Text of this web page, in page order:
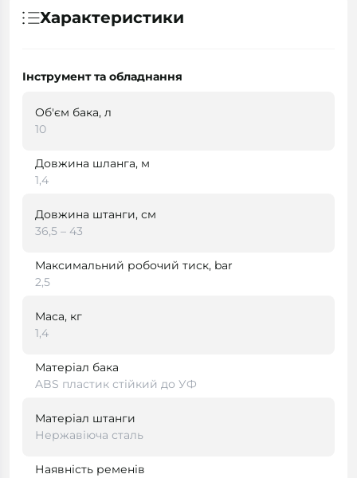
Характеристики
Інструмент та обладнання
Об'єм бака, л
10
Довжина шланга, м
1,4
Довжина штанги, см
36,5 – 43
Максимальний робочий тиск, bar
2,5
Маса, кг
1,4
Матеріал бака
ABS пластик стійкий до УФ
Матеріал штанги
Нержавіюча сталь
Наявність ременів